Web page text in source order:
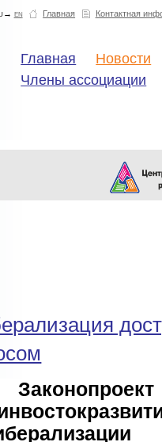
Контактная
Главная
en
Главная
Новости
Члены ассоциации
Законопроект